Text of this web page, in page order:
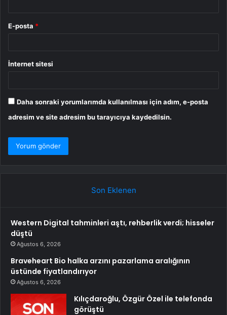
E-posta *
İnternet sitesi
Daha sonraki yorumlarımda kullanılması için adım, e-posta
adresim ve site adresim bu tarayıcıya kaydedilsin.
Son Eklenen
Western Digital tahminleri aştı, rehberlik verdi; hisseler
düştü
Ağustos 6, 2026
Braveheart Bio halka arzını pazarlama aralığının
üstünde fiyatlandırıyor
Ağustos 6, 2026
Kılıçdaroğlu, Özgür Özel ile telefonda
görüştü